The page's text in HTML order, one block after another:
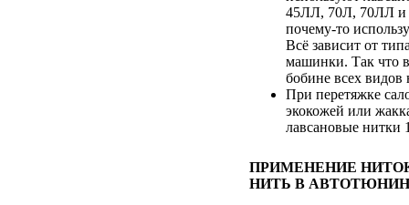
45ЛЛ, 70Л, 70ЛЛ и
почему-то
Всё зависит от
машинки. Так что
бобине всех видов
При перетяжке
экокожей или
лавсановые нитки
ПРИМЕНЕНИЕ
НИТЬ В